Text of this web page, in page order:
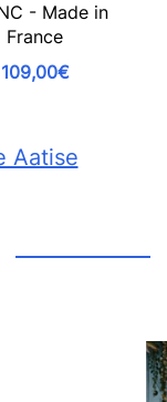
- Made in
France
109,00€
Aatise